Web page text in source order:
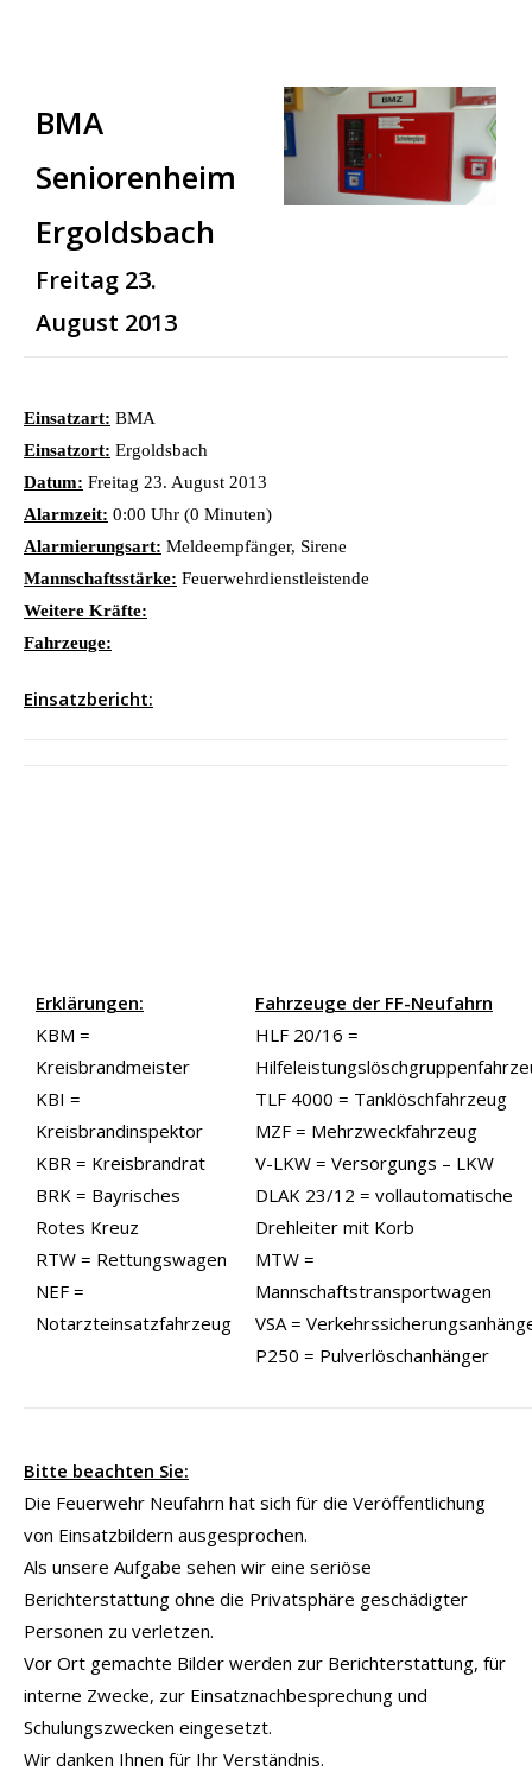
BMA
Seniorenheim
Ergoldsbach
Freitag 23.
August 2013
Einsatzart: BMA
Einsatzort: Ergoldsbach
Datum: Freitag 23. August 2013
Alarmzeit: 0:00 Uhr (0 Minuten)
Alarmierungsart: Meldeempfänger, Sirene
Mannschaftsstärke: Feuerwehrdienstleistende
Weitere Kräfte:
Fahrzeuge:
Einsatzbericht:
Erklärungen:
KBM =
Kreisbrandmeister
KBI =
Kreisbrandinspektor
KBR = Kreisbrandrat
BRK = Bayrisches
Rotes Kreuz
RTW = Rettungswagen
NEF =
Notarzteinsatzfahrzeug
Fahrzeuge der FF-Neufahrn
HLF 20/16 =
TLF 4000 = Tanklöschfahrzeug
MZF = Mehrzweckfahrzeug
V-LKW = Versorgungs – LKW
DLAK 23/12 = vollautomatische
Drehleiter mit Korb
MTW =
Mannschaftstransportwagen
VSA =
P250 = Pulverlöschanhänger
Bitte beachten Sie:
Die Feuerwehr Neufahrn hat sich für die Veröffentlichung
von Einsatzbildern ausgesprochen.
Als unsere Aufgabe sehen wir eine seriöse
Berichterstattung ohne die Privatsphäre geschädigter
Personen zu verletzen.
Vor Ort gemachte Bilder werden zur Berichterstattung, für
interne Zwecke, zur Einsatznachbesprechung und
Schulungszwecken eingesetzt.
Wir danken Ihnen für Ihr Verständnis.